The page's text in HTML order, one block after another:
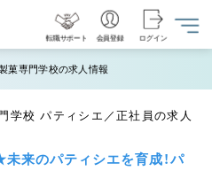
転職サポート 会員登録 ログイン
菓専門学校の求人情報
学校 パティシエ／正社員の求人
来のパティシエを育成！パ